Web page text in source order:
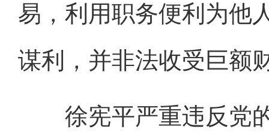
易，利用职务便利为他
谋利，并非法收受巨额
徐宪平严重违反党的